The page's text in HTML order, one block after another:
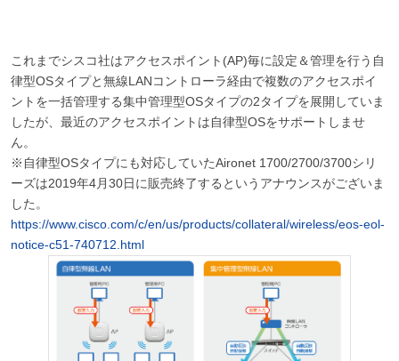
これまでシスコ社はアクセスポイント(AP)毎に設定＆管理を行う自
律型OSタイプと無線LANコントローラ経由で複数のアクセスポイ
ントを一括管理する集中管理型OSタイプの2タイプを展開していま
したが、最近のアクセスポイントは自律型OSをサポートしませ
ん。
※自律型OSタイプにも対応していたAironet 1700/2700/3700シリ
ーズは2019年4月30日に販売終了するというアナウンスがございま
した。
https://www.cisco.com/c/en/us/products/collateral/wireless/eos-eol-
notice-c51-740712.html